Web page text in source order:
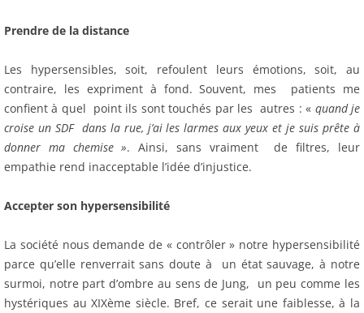
Prendre de la distance
Les hypersensibles, soit, refoulent leurs émotions, soit, au
contraire, les expriment à fond. Souvent, mes patients me
confient à quel point ils sont touchés par les autres : « quand je
croise un SDF dans la rue, j’ai les larmes aux yeux et je suis prête à
donner ma chemise ». Ainsi, sans vraiment de filtres, leur
empathie rend inacceptable l’idée d’injustice.
Accepter son hypersensibilité
La société nous demande de « contrôler » notre hypersensibilité
parce qu’elle renverrait sans doute à un état sauvage, à notre
surmoi, notre part d’ombre au sens de Jung, un peu comme les
hystériques au XIXème siècle. Bref, ce serait une faiblesse, à la